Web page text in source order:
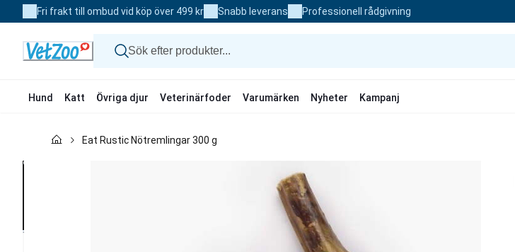
to
Fri frakt till ombud vid köp över 499 kr Snabb leverans Professionell rådgivning
Hund Katt Övriga djur Veterinärfoder Varumärken Nyheter Kampanj
Eat Rustic Nötremlingar 300 g